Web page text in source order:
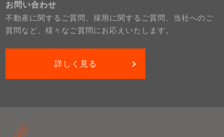
お問い合わせ
不動産に関するご質問、採用に関するご質問、当社へのご
質問など、様々なご質問にお応えいたします。
詳しく見る